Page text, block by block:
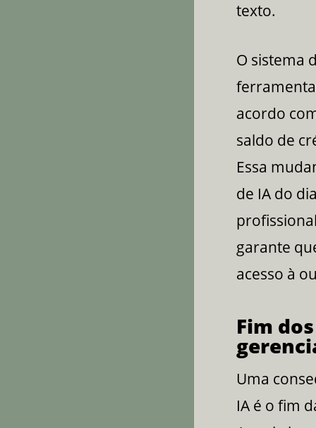
texto.
O sistema
acordo
saldo de
Essa
de IA do
garante
acesso à
Fim
Uma
IA é o fim